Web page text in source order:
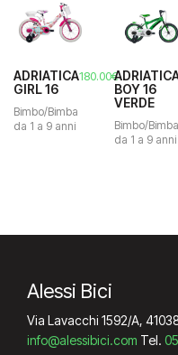
ADRIATICA
GIRL 16
Bimbo/Bimba
da 1 a 9 anni
180.00€
BOY 16
VERDE
Bimbo/Bimba
da 1 a 9 anni
Alessi Bici
Via Lavacchi 1592/A,
info@alessibici.com Tel.